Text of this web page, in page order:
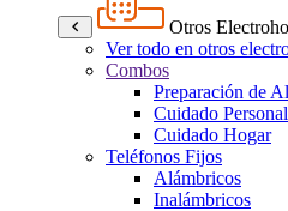
Otros
Ver todo en otros
Combos
Preparación de
Cuidado Personal
Cuidado Hogar
Teléfonos Fijos
Alámbricos
Inalámbricos